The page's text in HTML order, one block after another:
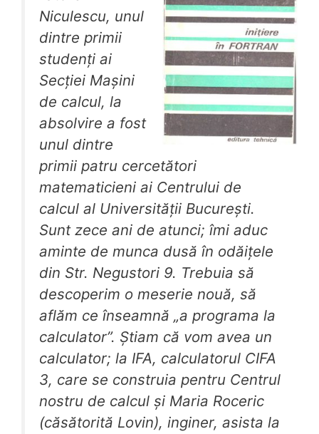
Niculescu, unul
dintre primii
studenți ai
Secției Mașini
de calcul, la
absolvire a fost
unul dintre
primii patru cercetători
matematicieni ai Centrului de
calcul al Universității București.
Sunt zece ani de atunci; îmi aduc
aminte de munca dusă în odăițele
din Str. Negustori 9. Trebuia să
descoperim o meserie nouă, să
aflăm ce înseamnă „a programa la
calculator”. Știam că vom avea un
calculator; la IFA, calculatorul CIFA
3, care se construia pentru Centrul
nostru de calcul și Maria Roceric
(căsătorită Lovin), inginer, asista la